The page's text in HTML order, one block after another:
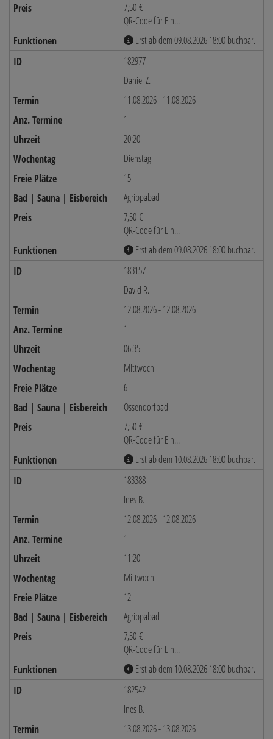
7,50 €
QR-Code für Ein...
Erst ab dem 09.08.2026 18:00 buchbar.
182977
Daniel Z.
11.08.2026 - 11.08.2026
1
20:20
Dienstag
15
Agrippabad
7,50 €
QR-Code für Ein...
Erst ab dem 09.08.2026 18:00 buchbar.
183157
David R.
12.08.2026 - 12.08.2026
1
06:35
Mittwoch
6
Ossendorfbad
7,50 €
QR-Code für Ein...
Erst ab dem 10.08.2026 18:00 buchbar.
183388
Ines B.
12.08.2026 - 12.08.2026
1
11:20
Mittwoch
12
Agrippabad
7,50 €
QR-Code für Ein...
Erst ab dem 10.08.2026 18:00 buchbar.
182542
Ines B.
13.08.2026 - 13.08.2026